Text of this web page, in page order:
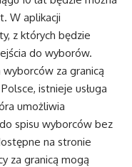
W aplikacji
z których będzie
do wyborów.
za granicą
istnieje usługa
umożliwia
spisu wyborców bez
na stronie
za granicą mogą